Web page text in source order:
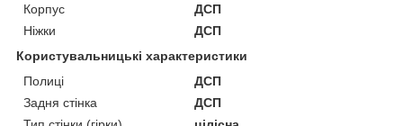
Корпус
ДСП
Ніжки
ДСП
Користувальницькі характеристики
Полиці
ДСП
Задня стінка
ДСП